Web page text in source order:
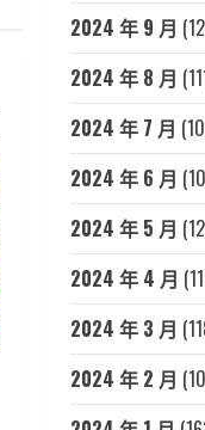
2024 年 9 月
2024 年 8 月
2024 年 7 月
2024 年 6 月
2024 年 5 月
2024 年 4 月
2024 年 3 月
2024 年 2 月